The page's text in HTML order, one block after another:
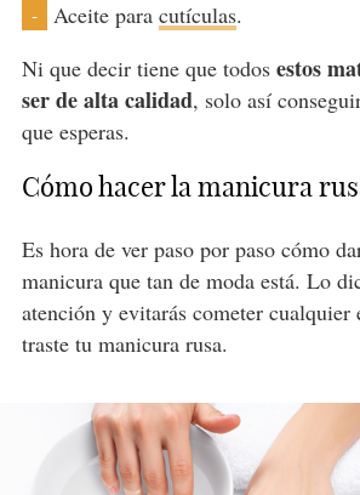
- Aceite para cutículas.
Ni que decir tiene que todos estos
ser de alta calidad, solo así
que esperas.
Cómo hacer la manicura
Es hora de ver paso por paso cómo
manicura que tan de moda está. Lo
atención y evitarás cometer cualquier
traste tu manicura rusa.